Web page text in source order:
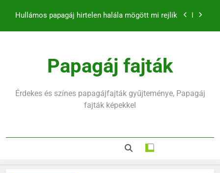
Hullámos papagáj hirtelen halála mögött mi rejlik
Hogyan tanítsd meg madaradat trükkökre a
klikkerrel
Hullámos papagáj hirtelen halála mögött mi rejlik
Papagáj fajták
Érdekes és színes papagájfajták gyűjteménye, Papagáj
fajták képekkel